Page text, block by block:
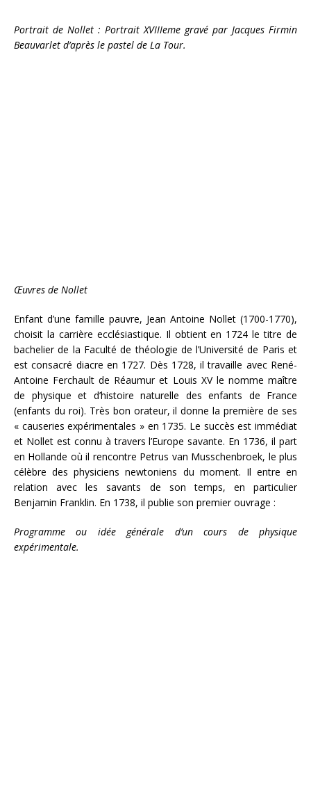
Portrait de Nollet : Portrait XVIIIeme gravé par Jacques Firmin
Beauvarlet d’après le pastel de La Tour.
Œuvres de Nollet
Enfant d’une famille pauvre, Jean Antoine Nollet (1700-1770),
choisit la carrière ecclésiastique. Il obtient en 1724 le titre de
bachelier de la Faculté de théologie de l’Université de Paris et
est consacré diacre en 1727. Dès 1728, il travaille avec René-
Antoine Ferchault de Réaumur et Louis XV le nomme maître
de physique et d’histoire naturelle des enfants de France
(enfants du roi). Très bon orateur, il donne la première de ses
« causeries expérimentales » en 1735. Le succès est immédiat
et Nollet est connu à travers l’Europe savante. En 1736, il part
en Hollande où il rencontre Petrus van Musschenbroek, le plus
célèbre des physiciens newtoniens du moment. Il entre en
relation avec les savants de son temps, en particulier
Benjamin Franklin. En 1738, il publie son premier ouvrage :
Programme ou idée générale d’un cours de physique
expérimentale.